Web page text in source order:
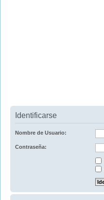
Identificarse
Nombre de Usuario:
Contraseña: